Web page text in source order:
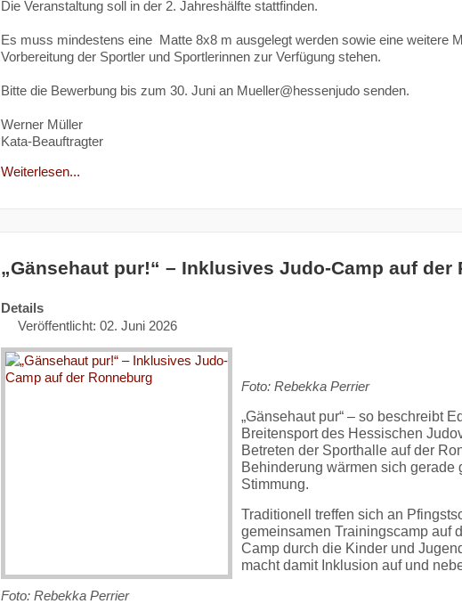
Die Veranstaltung soll in der 2. Jahreshälfte stattfinden.
Es muss mindestens eine Matte 8x8 m ausgelegt werden sowie eine weitere
Vorbereitung der Sportler und Sportlerinnen zur Verfügung stehen.
Bitte die Bewerbung bis zum 30. Juni an Mueller@hessenjudo senden.
Werner Müller
Kata-Beauftragter
Weiterlesen...
„Gänsehaut pur!“ – Inklusives Judo-Camp auf der
Details
Veröffentlicht: 02. Juni 2026
Foto: Rebekka Perrier
„Gänsehaut pur“ – so beschreibt
Breitensport des Hessischen
Betreten der Sporthalle auf der
Behinderung wärmen sich
Stimmung.
Traditionell treffen sich an
gemeinsamen Trainingscamp auf
Camp durch die Kinder und
macht damit Inklusion auf und
Foto: Rebekka Perrier